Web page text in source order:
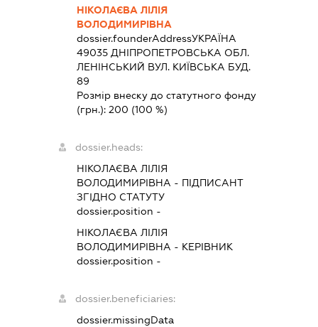
НІКОЛАЄВА ЛІЛІЯ
ВОЛОДИМИРІВНА
dossier.founderAddressУКРАЇНА
49035 ДНIПРОПЕТРОВСЬКА ОБЛ.
ЛЕНІНСЬКИЙ ВУЛ. КИЇВСЬКА БУД.
89
Розмір внеску до статутного фонду
(грн.):200 (100 %)
dossier.heads:
НІКОЛАЄВА ЛІЛІЯ
ВОЛОДИМИРІВНА - ПІДПИСАНТ
ЗГІДНО СТАТУТУ
dossier.position -
НІКОЛАЄВА ЛІЛІЯ
ВОЛОДИМИРІВНА - КЕРІВНИК
dossier.position -
dossier.beneficiaries:
dossier.missingData